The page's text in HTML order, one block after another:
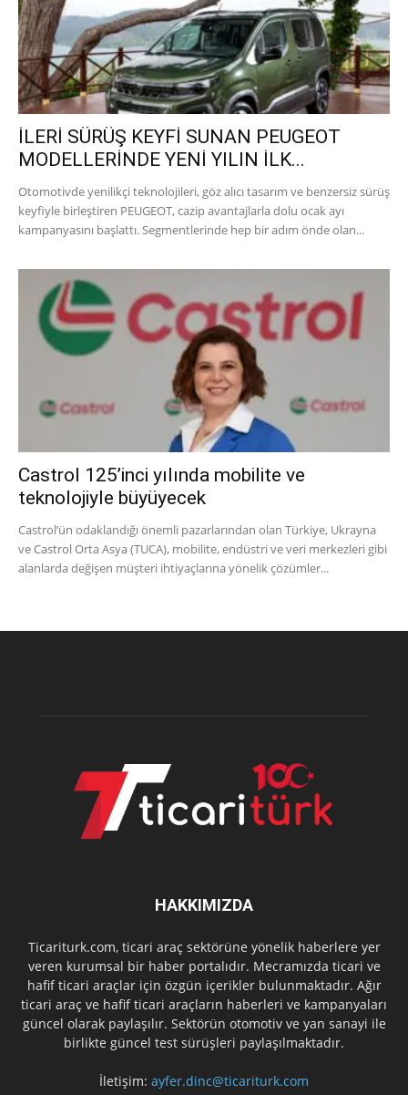
İLERİ SÜRÜŞ KEYFİ SUNAN PEUGEOT
MODELLERİNDE YENİ YILIN İLK...
Otomotivde yenilikçi teknolojileri, göz alıcı tasarım ve benzersiz sürüş
keyfiyle birleştiren PEUGEOT, cazip avantajlarla dolu ocak ayı
kampanyasını başlattı. Segmentlerinde hep bir adım önde olan...
Castrol 125’inci yılında mobilite ve
teknolojiyle büyüyecek
Castrol’ün odaklandığı önemli pazarlarından olan Türkiye, Ukrayna
ve Castrol Orta Asya (TUCA), mobilite, endüstri ve veri merkezleri gibi
alanlarda değişen müşteri ihtiyaçlarına yönelik çözümler...
HAKKIMIZDA
Ticariturk.com, ticari araç sektörüne yönelik haberlere yer
veren kurumsal bir haber portalıdır. Mecramızda ticari ve
hafif ticari araçlar için özgün içerikler bulunmaktadır. Ağır
ticari araç ve hafif ticari araçların haberleri ve kampanyaları
güncel olarak paylaşılır. Sektörün otomotiv ve yan sanayi ile
birlikte güncel test sürüşleri paylaşılmaktadır.
İletişim: ayfer.dinc@ticariturk.com